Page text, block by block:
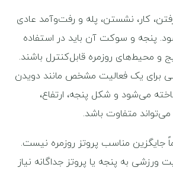
کار، نشستن، پله و رفت‌وآمد عادی
پنجه و سوکت آن باید در استفاده
و محیط‌های روزمره قابل‌کنترل باشند.
برای یک فعالیت مشخص مانند دویدن
می‌شود و شکل پنجه، ارتفاع،
متفاوت باشد.
جایگزین مناسب پروتز روزمره نیست.
ورزشی به پنجه یا پروتز جداگانه نیاز